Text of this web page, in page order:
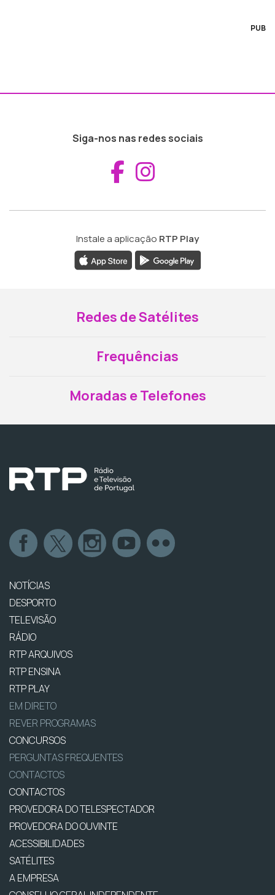
PUB
Siga-nos nas redes sociais
Aceder ao
Instale a aplicação RTP Play
Redes de Satélites
Frequências
Moradas e Telefones
NOTÍCIAS
DESPORTO
TELEVISÃO
RÁDIO
RTP ARQUIVOS
RTP ENSINA
RTP PLAY
EM DIRETO
REVER PROGRAMAS
CONCURSOS
PERGUNTAS FREQUENTES
CONTACTOS
CONTACTOS
PROVEDORA DO TELESPECTADOR
PROVEDORA DO OUVINTE
ACESSIBILIDADES
SATÉLITES
A EMPRESA